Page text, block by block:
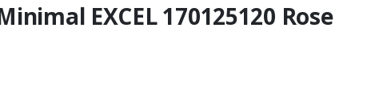
EXCEL 170125120 Rose